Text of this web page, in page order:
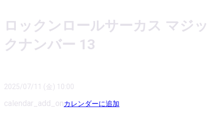
ロックンロールサーカス マジッ
クナンバー 13
2025/07/11 (金) 10:00
calendar_add_onカレンダーに追加